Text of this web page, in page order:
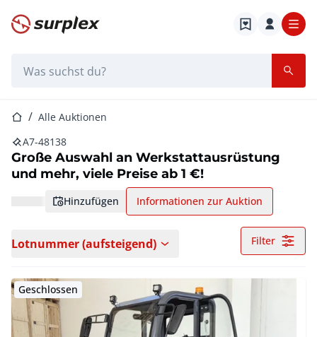
Startseite
StartseiteAlle Auktionen
A7-48138
Große Auswahl an Werkstattausrüstung
und mehr, viele Preise ab 1 €!
hinzufügen Informationen zur Auktion
Lotnummer (aufsteigend) Filter
Geschlossen